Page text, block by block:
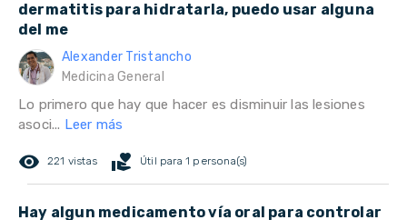
dermatitis para hidratarla, puedo usar alguna
del me
Alexander Tristancho
Medicina General
Lo primero que hay que hacer es disminuir las lesiones
asoci... Leer más
remove_red_eye 221 vistas volunteer_activism Útil para 1 persona(s)
Hay algun medicamento vía oral para controlar